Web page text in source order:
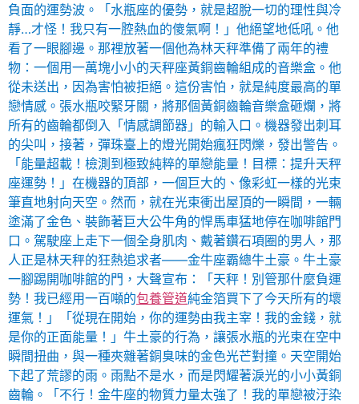
負面的運勢波。「水瓶座的優勢，就是超脫一切的理性與冷
靜…才怪！我只有一腔熱血的傻氣啊！」他絕望地低吼。他
看了一眼腳邊。那裡放著一個他為林天秤準備了兩年的禮
物：一個用一萬塊小小的天秤座黃銅齒輪組成的音樂盒。他
從未送出，因為害怕被拒絕。這份害怕，就是純度最高的單
戀情感。張水瓶咬緊牙關，將那個黃銅齒輪音樂盒砸爛，將
所有的齒輪都倒入「情感調節器」的輸入口。機器發出刺耳
的尖叫，接著，彈珠臺上的燈光開始瘋狂閃爍，發出警告。
「能量超載！檢測到極致純粹的單戀能量！目標：提升天秤
座運勢！」在機器的頂部，一個巨大的、像彩虹一樣的光束
筆直地射向天空。然而，就在光束衝出屋頂的一瞬間，一輛
塗滿了金色、裝飾著巨大公牛角的悍馬車猛地停在咖啡館門
口。駕駛座上走下一個全身肌肉、戴著鑽石項圈的男人，那
人正是林天秤的狂熱追求者——金牛座霸總牛土豪。牛土豪
一腳踢開咖啡館的門，大聲宣布：「天秤！別管那什麼負運
勢！我已經用一百噸的包養管道純金箔買下了今天所有的壞
運氣！」「從現在開始，你的運勢由我主宰！我的金錢，就
是你的正面能量！」牛土豪的行為，讓張水瓶的光束在空中
瞬間扭曲，與一種夾雜著銅臭味的金色光芒對撞。天空開始
下起了荒謬的雨。雨點不是水，而是閃耀著淚光的小小黃銅
齒輪。「不行！金牛座的物質力量太強了！我的單戀被汙染